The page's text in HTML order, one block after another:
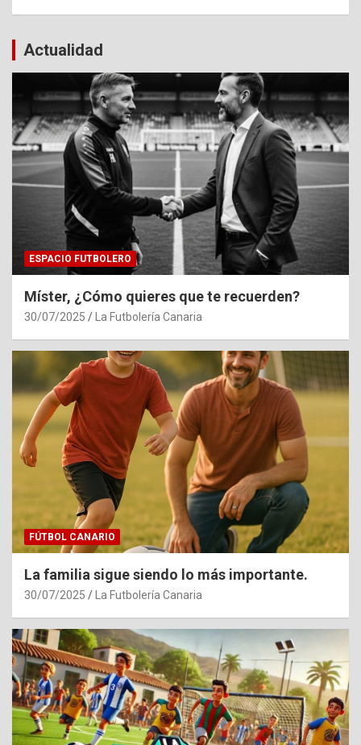
Actualidad
ESPACIO FUTBOLERO
Míster, ¿Cómo quieres que te recuerden?
30/07/2025 La Futbolería Canaria
FÚTBOL CANARIO
La familia sigue siendo lo más importante.
30/07/2025 La Futbolería Canaria